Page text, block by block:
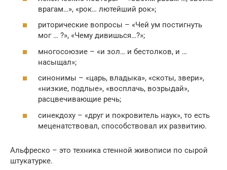
врагам…», «рок… лютейший рок»;
риторические вопросы – «Чей ум постигнуть
мог … ?», «Чему дивишься…?»;
многосоюзие – «и зол… и бестолков, и …
насыщал»;
синонимы – «царь, владыка», «скоты, звери»,
«низкие, подлые», «восплачь, возрыдай»,
расцвечивающие речь;
синекдоху – «друг и покровитель наук», то есть
меценатствовал, способствовал их развитию.
Альфреско – это техника стенной живописи по сырой
штукатурке.